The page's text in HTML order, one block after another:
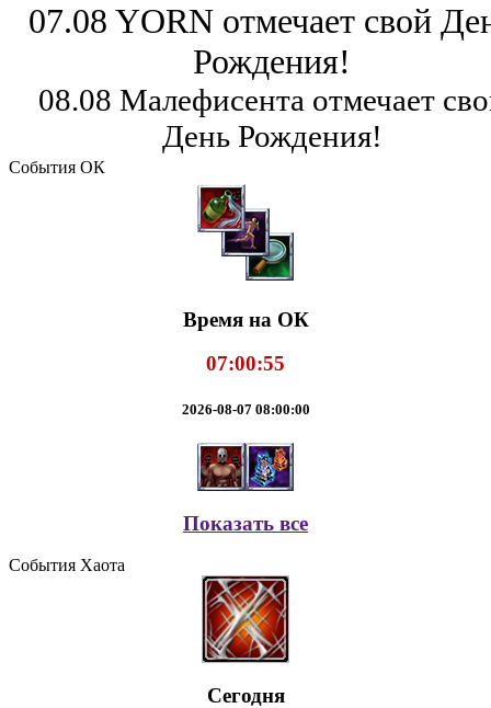
07.08 YORN отмечает свой
Рождения!
08.08 Малефисента отмечает
День Рождения!
События ОК
Время на ОК
07:00:56
2026-08-07 08:00:00
Показать все
События Хаота
Сегодня